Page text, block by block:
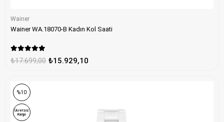
Wainer
Wainer WA.18070-B Kadın Kol Saati
₺15.929,10
₺17.699,00
%10
Ücretsiz
Kargo